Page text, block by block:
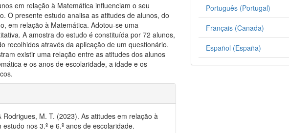
em relação à Matemática influenciam o seu
O presente estudo analisa as atitudes de alunos, do
em relação à Matemática. Adotou-se uma
A amostra do estudo é constituída por 72 alunos,
recolhidos através da aplicação de um questionário.
existir uma relação entre as atitudes dos alunos
e os anos de escolaridade, a idade e os
Rodrigues, M. T. (2023). As atitudes em relação à
estudo nos 3.º e 6.º anos de escolaridade.
Português (Portugal)
Français (Canada)
Español (España)